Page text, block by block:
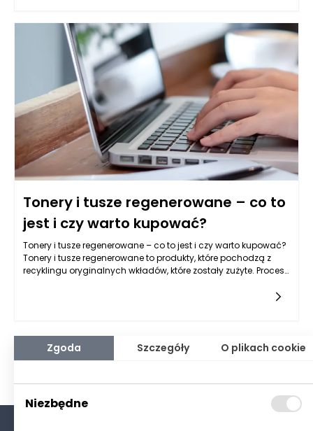
Tonery i tusze regenerowane – co to
jest i czy warto kupować?
Tonery i tusze regenerowane – co to jest i czy warto kupować?
Tonery i tusze regenerowane to produkty, które pochodzą z
recyklingu oryginalnych wkładów, które zostały zużyte. Proces
Zgoda Szczegóły O plikach cookie
Niezbędne